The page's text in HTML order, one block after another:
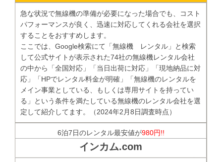
急な状況で無線機の準備が必要になった場合でも、コスト
パフォーマンスが良く、迅速に対応してくれる会社を選択
することをおすすめします。
ここでは、Google検索にて「無線機 レンタル」と検索
して公式サイトが表示された74社の無線機レンタル会社
の中から「全国対応」「当日出荷に対応」「現地納品に対
応」「HPでレンタル料金が明確」「無線機のレンタルを
メイン事業としている、もしくは専用サイトを持ってい
る」という条件を満たしている無線機のレンタル会社を選
定して紹介してます。（2024年2月8日調査時点）
6泊7日のレンタル最安値が980円!!
インカム.com